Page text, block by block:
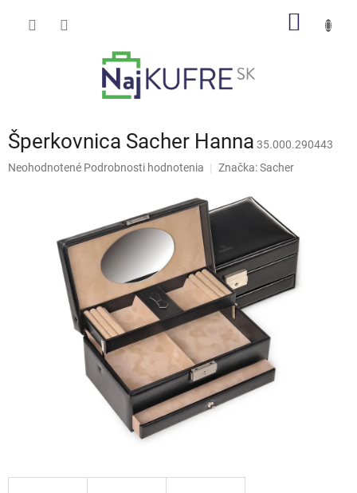
Šperkovnica Sacher Hanna 35.000.290443
Priemerné
hviezdičiek.
Neohodnotené Podrobnosti hodnotenia Značka:Sacher